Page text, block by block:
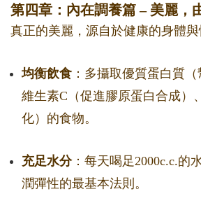
第四章：內在調養篇 – 美麗，
真正的美麗，源自於健康的身體與
均衡飲食 ：多攝取優質蛋白質（
維生素C（促進膠原蛋白合成）
化）的食物。
充足水分：每天喝足2000c.c.的
潤彈性的最基本法則。